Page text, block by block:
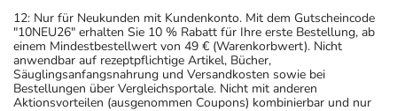
12: Nur für Neukunden mit Kundenkonto. Mit dem Gutscheincode
"10NEU26" erhalten Sie 10 % Rabatt für Ihre erste Bestellung, ab
einem Mindestbestellwert von 49 € (Warenkorbwert). Nicht
anwendbar auf rezeptpflichtige Artikel, Bücher,
Säuglingsanfangsnahrung und Versandkosten sowie bei
Bestellungen über Vergleichsportale. Nicht mit anderen
Aktionsvorteilen (ausgenommen Coupons) kombinierbar und nur